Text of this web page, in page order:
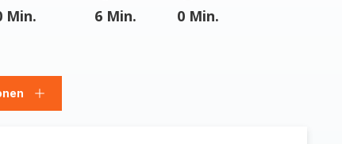
Min. 6 Min. 0 Min.
Personen